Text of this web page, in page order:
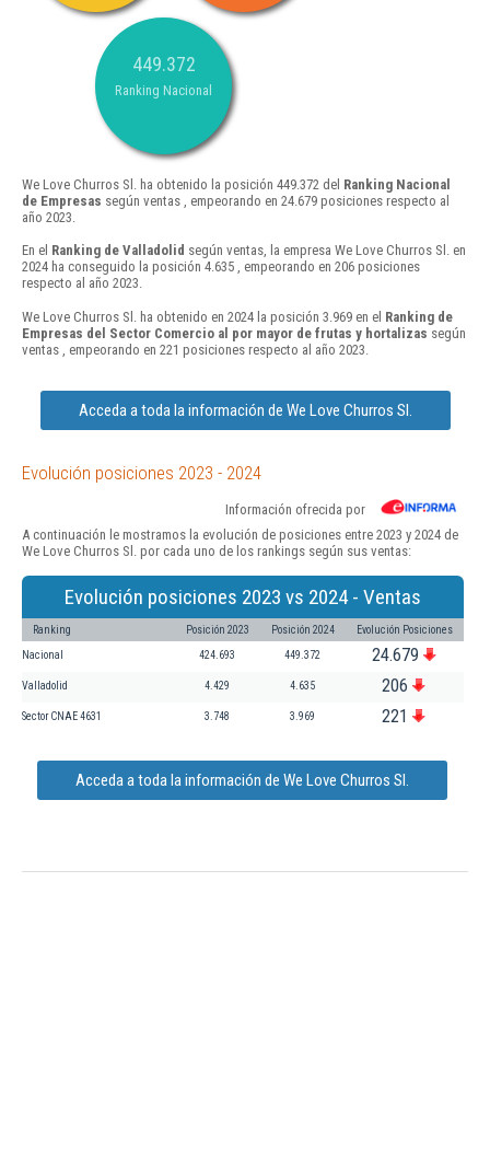
449.372
Ranking Nacional
We Love Churros Sl. ha obtenido la posición 449.372 del Ranking Nacional
de Empresas según ventas , empeorando en 24.679 posiciones respecto al
año 2023.
En el Ranking de Valladolid según ventas, la empresa We Love Churros Sl. en
2024 ha conseguido la posición 4.635 , empeorando en 206 posiciones
respecto al año 2023.
We Love Churros Sl. ha obtenido en 2024 la posición 3.969 en el Ranking de
Empresas del Sector Comercio al por mayor de frutas y hortalizas según
ventas , empeorando en 221 posiciones respecto al año 2023.
Acceda a toda la información de We Love Churros Sl.
Evolución posiciones 2023 - 2024
Información ofrecida por
A continuación le mostramos la evolución de posiciones entre 2023 y 2024 de
We Love Churros Sl. por cada uno de los rankings según sus ventas:
Evolución posiciones 2023 vs 2024 - Ventas
Ranking Posición 2023 Posición 2024 Evolución Posiciones
Nacional 424.693 449.372 24.679
Valladolid 4.429 4.635 206
Sector CNAE 4631 3.748 3.969 221
Acceda a toda la información de We Love Churros Sl.